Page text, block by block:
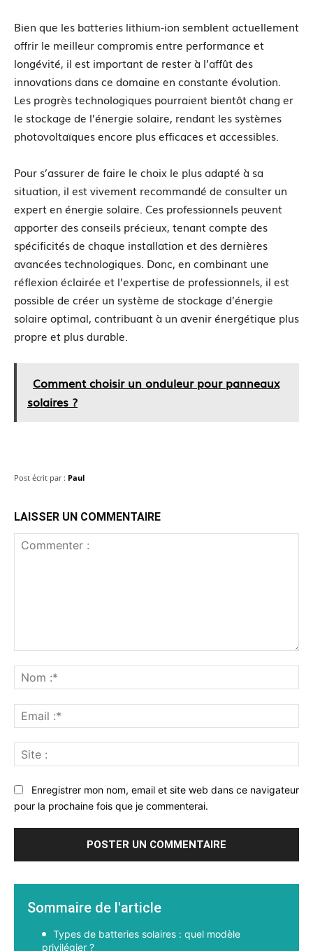
Bien que les batteries lithium-ion semblent actuellement
offrir le meilleur compromis entre performance et
longévité, il est important de rester à l’affût des
innovations dans ce domaine en constante évolution.
Les progrès technologiques pourraient bientôt chang er
le stockage de l’énergie solaire, rendant les systèmes
photovoltaïques encore plus efficaces et accessibles.
Pour s’assurer de faire le choix le plus adapté à sa
situation, il est vivement recommandé de consulter un
expert en énergie solaire. Ces professionnels peuvent
apporter des conseils précieux, tenant compte des
spécificités de chaque installation et des dernières
avancées technologiques. Donc, en combinant une
réflexion éclairée et l’expertise de professionnels, il est
possible de créer un système de stockage d’énergie
solaire optimal, contribuant à un avenir énergétique plus
propre et plus durable.
Comment choisir un onduleur pour panneaux
solaires ?
Post écrit par : Paul
LAISSER UN COMMENTAIRE
:*
:*
:
Enregistrer mon nom, email et site web dans ce navigateur
pour la prochaine fois que je commenterai.
Sommaire de l'article
Types de batteries solaires : quel modèle
privilégier ?